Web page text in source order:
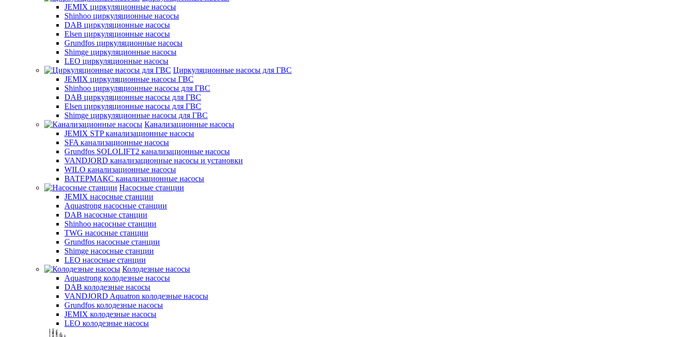
JEMIX циркуляционные насосы
Shinhoo циркуляционные насосы
DAB циркуляционные насосы
Elsen циркуляционные насосы
Grundfos циркуляционные насосы
Shimge циркуляционные насосы
LEO циркуляционные насосы
Циркуляционные насосы для ГВС
JEMIX циркуляционные насосы ГВС
Shinhoo циркуляционные насосы для ГВС
DAB циркуляционные насосы для ГВС
Elsen циркуляционные насосы для ГВС
Shimge циркуляционные насосы для ГВС
Канализационные насосы
JEMIX STP канализационные насосы
SFA канализационные насосы
Grundfos SOLOLIFT2 канализационные насосы
VANDJORD канализационные насосы и установки
WILO канализационные насосы
ВАТЕРМАКС канализационные насосы
Насосные станции
JEMIX насосные станции
Aquastrong насосные станции
DAB насосные станции
Shinhoo насосные станции
TWG насосные станции
Grundfos насосные станции
Shimge насосные станции
LEO насосные станции
Колодезные насосы
Aquastrong колодезные насосы
DAB колодезные насосы
VANDJORD Aquatron колодезные насосы
Grundfos колодезные насосы
JEMIX колодезные насосы
LEO колодезные насосы